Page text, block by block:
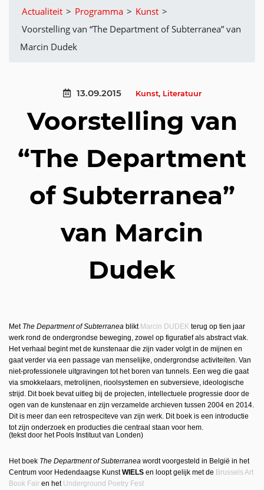
Actualiteit > Programma > Kunst >
Voorstelling van “The Department of Subterranea” van
Marcin Dudek
13.09.2015 Kunst, Literatuur
Voorstelling van
“The Department
of Subterranea”
van Marcin
Dudek
Met The Department of Subterranea blikt Marcin DUDEK terug op tien jaar
werk rond de ondergrondse beweging, zowel op figuratief als abstract vlak.
Het verhaal begint met de kunstenaar die zijn vader volgt in de mijnen en
gaat verder via een passage van menselijke, ondergrondse activiteiten. Van
niet-professionele uitgravingen tot het boren van tunnels. Een weg die gaat
via smokkelaars, metrolijnen, rioolsystemen en subversieve, ideologische
strijd. Dit boek bevat uitleg bij de projecten, intellectuele progressie door de
ogen van de kunstenaar en zijn verzamelde archieven tussen 2004 en 2014.
Dit is meer dan een retrospeciteve van zijn werk. Dit boek is een introductie
tot zijn onderzoek en producties die centraal staan voor hem.
(tekst door het Pools Instituut van Londen)
Het boek The Department of Subterranea wordt voorgesteld in België in het
Centrum voor Hedendaagse KunstWIELS en loopt gelijk met de Brussels Art
Book Fair en het Underground Poetry Fest